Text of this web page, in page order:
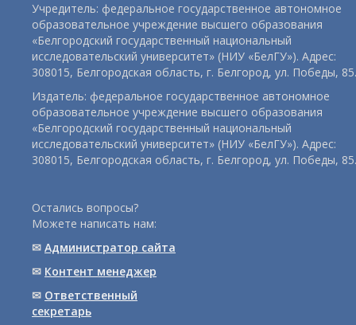
Учредитель: федеральное государственное автономное
образовательное учреждение высшего образования
«Белгородский государственный национальный
исследовательский университет» (НИУ «БелГУ»). Адрес:
308015, Белгородская область, г. Белгород, ул. Победы, 85.
Издатель: федеральное государственное автономное
образовательное учреждение высшего образования
«Белгородский государственный национальный
исследовательский университет» (НИУ «БелГУ»). Адрес:
308015, Белгородская область, г. Белгород, ул. Победы, 85.
Остались вопросы?
Можете написать нам:
✉ Администратор сайта
✉ Контент менеджер
✉ Ответственный
cекретарь